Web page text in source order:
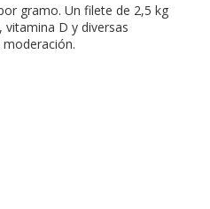
gramo. Un filete de 2,5 kg
D y diversas